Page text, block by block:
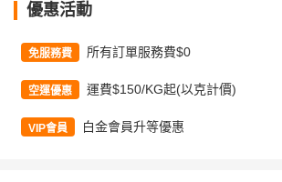
優惠活動
免服務費 所有訂單服務費$0
空運優惠 運費$150/KG起(以克計價)
VIP會員 白金會員升等優惠